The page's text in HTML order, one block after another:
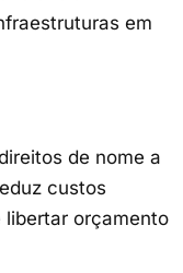
em
de nome a
custos
libertar orçamento